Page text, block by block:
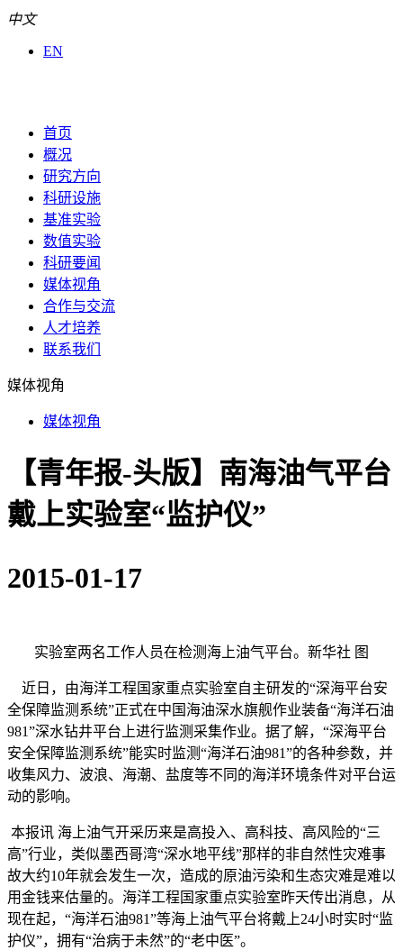
中文
EN
首页
概况
研究方向
科研设施
基准实验
数值实验
科研要闻
媒体视角
合作与交流
人才培养
联系我们
媒体视角
媒体视角
【青年报-头版】南海油气平台
戴上实验室“监护仪”
2015-01-17
实验室两名工作人员在检测海上油气平台。新华社 图
近日，由海洋工程国家重点实验室自主研发的“深海平台安
全保障监测系统”正式在中国海油深水旗舰作业装备“海洋石油
981”深水钻井平台上进行监测采集作业。据了解，“深海平台
安全保障监测系统”能实时监测“海洋石油981”的各种参数，并
收集风力、波浪、海潮、盐度等不同的海洋环境条件对平台运
动的影响。
本报讯 海上油气开采历来是高投入、高科技、高风险的“三
高”行业，类似墨西哥湾“深水地平线”那样的非自然性灾难事
故大约10年就会发生一次，造成的原油污染和生态灾难是难以
用金钱来估量的。海洋工程国家重点实验室昨天传出消息，从
现在起，“海洋石油981”等海上油气平台将戴上24小时实时“监
护仪”，拥有“治病于未然”的“老中医”。